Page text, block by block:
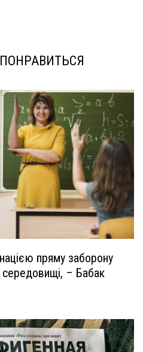
пряму заборону
середовищі, – Бабак